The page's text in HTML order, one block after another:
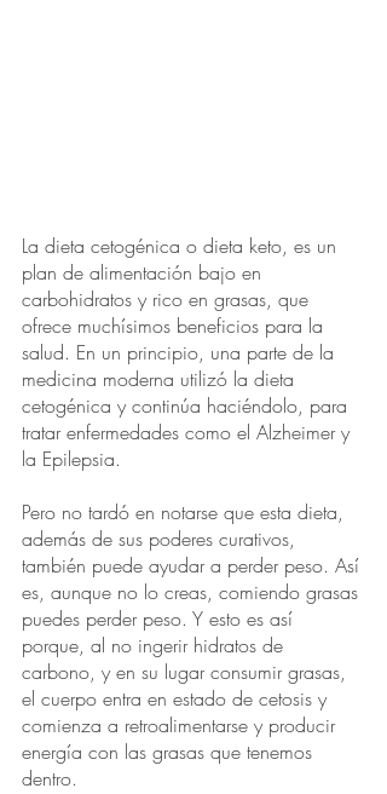
La dieta cetogénica o dieta keto, es un
plan de alimentación bajo en
carbohidratos y rico en grasas, que
ofrece muchísimos beneficios para la
salud. En un principio, una parte de la
medicina moderna utilizó la dieta
cetogénica y continúa haciéndolo, para
tratar enfermedades como el Alzheimer y
la Epilepsia.
Pero no tardó en notarse que esta dieta,
además de sus poderes curativos,
también puede ayudar a perder peso. Así
es, aunque no lo creas, comiendo grasas
puedes perder peso. Y esto es así
porque, al no ingerir hidratos de
carbono, y en su lugar consumir grasas,
el cuerpo entra en estado de cetosis y
comienza a retroalimentarse y producir
energía con las grasas que tenemos
dentro.